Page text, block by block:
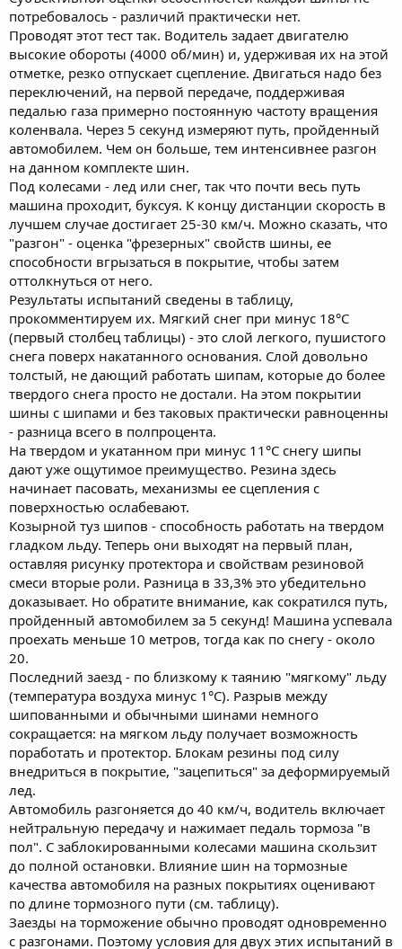
потребовалось - различий практически нет.
Проводят этот тест так. Водитель задает двигателю
высокие обороты (4000 об/мин) и, удерживая их на этой
отметке, резко отпускает сцепление. Двигаться надо без
переключений, на первой передаче, поддерживая
педалью газа примерно постоянную частоту вращения
коленвала. Через 5 секунд измеряют путь, пройденный
автомобилем. Чем он больше, тем интенсивнее разгон
на данном комплекте шин.
Под колесами - лед или снег, так что почти весь путь
машина проходит, буксуя. К концу дистанции скорость в
лучшем случае достигает 25-30 км/ч. Можно сказать, что
"разгон" - оценка "фрезерных" свойств шины, ее
способности вгрызаться в покрытие, чтобы затем
оттолкнуться от него.
Результаты испытаний сведены в таблицу,
прокомментируем их. Мягкий снег при минус 18°С
(первый столбец таблицы) - это слой легкого, пушистого
снега поверх накатанного основания. Слой довольно
толстый, не дающий работать шипам, которые до более
твердого снега просто не достали. На этом покрытии
шины с шипами и без таковых практически равноценны
- разница всего в полпроцента.
На твердом и укатанном при минус 11°С снегу шипы
дают уже ощутимое преимущество. Резина здесь
начинает пасовать, механизмы ее сцепления с
поверхностью ослабевают.
Козырной туз шипов - способность работать на твердом
гладком льду. Теперь они выходят на первый план,
оставляя рисунку протектора и свойствам резиновой
смеси вторые роли. Разница в 33,3% это убедительно
доказывает. Но обратите внимание, как сократился путь,
пройденный автомобилем за 5 секунд! Машина успевала
проехать меньше 10 метров, тогда как по снегу - около
20.
Последний заезд - по близкому к таянию "мягкому" льду
(температура воздуха минус 1°С). Разрыв между
шипованными и обычными шинами немного
сокращается: на мягком льду получает возможность
поработать и протектор. Блокам резины под силу
внедриться в покрытие, "зацепиться" за деформируемый
лед.
Автомобиль разгоняется до 40 км/ч, водитель включает
нейтральную передачу и нажимает педаль тормоза "в
пол". С заблокированными колесами машина скользит
до полной остановки. Влияние шин на тормозные
качества автомобиля на разных покрытиях оценивают
по длине тормозного пути (см. таблицу).
Заезды на торможение обычно проводят одновременно
с разгонами. Поэтому условия для двух этих испытаний в